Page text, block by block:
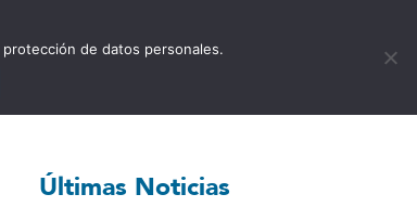
NOTICIAS CONTÁCTENOS
Últimas Noticias
de datos personales.